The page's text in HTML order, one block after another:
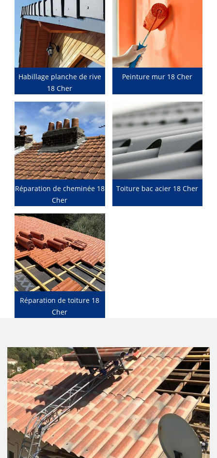
Habillage planche de rive
18 Cher
Peinture mur 18 Cher
Réparation de cheminée 18
Cher
Toiture bac acier 18 Cher
Réparation de toiture 18
Cher